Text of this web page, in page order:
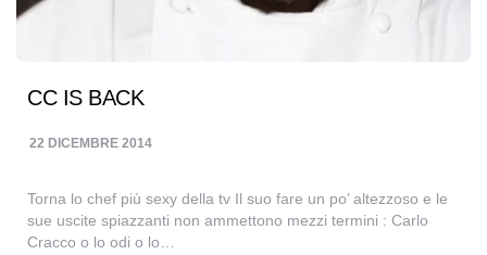
CC IS BACK
22 DICEMBRE 2014
Torna lo chef più sexy della tv Il suo fare un po’ altezzoso e le
sue uscite spiazzanti non ammettono mezzi termini : Carlo
Cracco o lo odi o lo…